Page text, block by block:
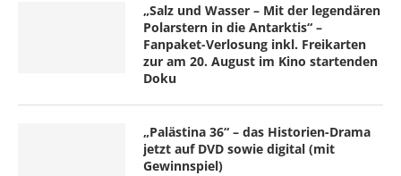
„Salz und Wasser – Mit der legendären
Polarstern in die Antarktis“ –
Fanpaket-Verlosung inkl. Freikarten
zur am 20. August im Kino startenden
Doku
„Palästina 36“ – das Historien-Drama
jetzt auf DVD sowie digital (mit
Gewinnspiel)